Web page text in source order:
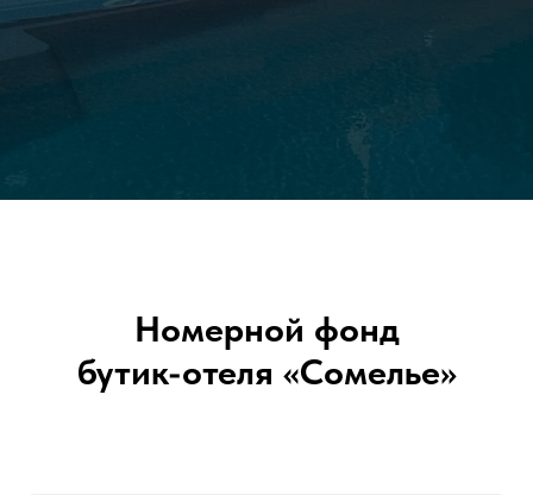
Номерной фонд
бутик-отеля «Сомелье»